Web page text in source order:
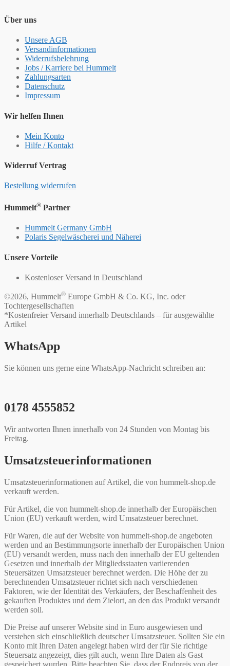
Über uns
Unsere AGB
Versandinformationen
Widerrufsbelehrung
Jobs / Karriere bei Hummelt
Zahlungsarten
Datenschutz
Impressum
Wir helfen Ihnen
Mein Konto
Hilfe / Kontakt
Widerruf Vertrag
Bestellung widerrufen
Hummelt® Partner
Hummelt Germany GmbH
Polaris Segelwäscherei und Näherei
Unsere Vorteile
Kostenloser Versand in Deutschland
©2026, Hummelt® Europe GmbH & Co. KG, Inc. oder
Tochtergesellschaften
*Kostenfreier Versand innerhalb Deutschlands – für ausgewählte
Artikel
WhatsApp
Sie können uns gerne eine WhatsApp-Nachricht schreiben an:
0178 4555852
Wir antworten Ihnen innerhalb von 24 Stunden von Montag bis
Freitag.
Umsatzsteuerinformationen
Umsatzsteuerinformationen auf Artikel, die von hummelt-shop.de
verkauft werden.
Für Artikel, die von hummelt-shop.de innerhalb der Europäischen
Union (EU) verkauft werden, wird Umsatzsteuer berechnet.
Für Waren, die auf der Website von hummelt-shop.de angeboten
werden und an Bestimmungsorte innerhalb der Europäischen Union
(EU) versandt werden, muss nach den innerhalb der EU geltenden
Gesetzen und innerhalb der Mitgliedsstaaten variierenden
Steuersätzen Umsatzsteuer berechnet werden. Die Höhe der zu
berechnenden Umsatzsteuer richtet sich nach verschiedenen
Faktoren, wie der Identität des Verkäufers, der Beschaffenheit des
gekauften Produktes und dem Zielort, an den das Produkt versandt
werden soll.
Die Preise auf unserer Website sind in Euro ausgewiesen und
verstehen sich einschließlich deutscher Umsatzsteuer. Sollten Sie ein
Konto mit Ihren Daten angelegt haben wird der für Sie richtige
Steuersatz angezeigt, dies gilt auch, wenn Ihre Daten als Gast
gespeichert wurden. Bitte beachten Sie, dass der Endpreis von der